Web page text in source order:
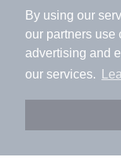
By using our
our partners use
advertising and
our services.
サ
大倉山駅 歩 16分
菊名駅 歩
分
新綱島駅 歩
神奈川県横浜市